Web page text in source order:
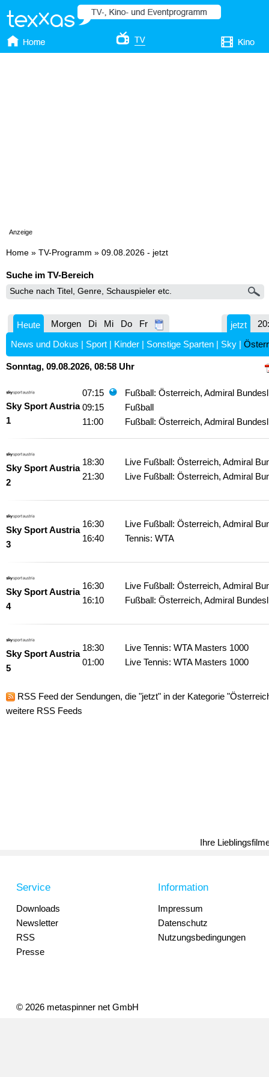
Anzeige
Home » TV-Programm » 09.08.2026 - jetzt
Suche im TV-Bereich
Heute Morgen Di Mi Do Fr jetzt
News und Dokus | Sport | Kinder | Sonstige Sparten | Sky |
Sonntag, 09.08.2026, 08:58 Uhr
Sky Sport Austria
1
07:15
Fußball: Österreich, Admiral
09:15
Fußball
11:00
Fußball: Österreich, Admiral
Sky Sport Austria
2
18:30
Live Fußball: Österreich, Admiral
21:30
Live Fußball: Österreich, Admiral
Sky Sport Austria
3
16:30
Live Fußball: Österreich, Admiral
16:40
Tennis: WTA
Sky Sport Austria
4
16:30
Live Fußball: Österreich, Admiral
16:10
Fußball: Österreich, Admiral
Sky Sport Austria
5
18:30
Live Tennis: WTA Masters 1000
01:00
Live Tennis: WTA Masters 1000
RSS Feed der Sendungen, die "jetzt" in der Kategorie
weitere RSS Feeds
Ihre
Service
Downloads
Newsletter
RSS
Presse
Information
Impressum
Datenschutz
Nutzungsbedingungen
© 2026 metaspinner net GmbH